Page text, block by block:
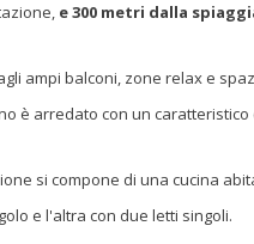
e 300 metri dalla
ampi balconi, zone relax e
è arredato con un
si compone di una cucina
e l'altra con due letti singoli.